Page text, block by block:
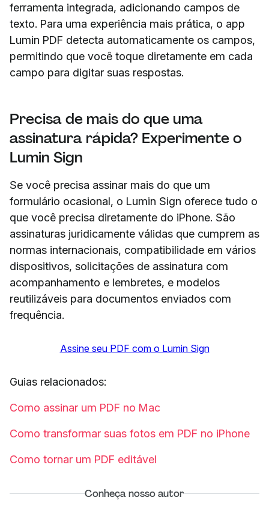
ferramenta integrada, adicionando campos de
texto. Para uma experiência mais prática, o app
Lumin PDF detecta automaticamente os campos,
permitindo que você toque diretamente em cada
campo para digitar suas respostas.
Precisa de mais do que uma
assinatura rápida? Experimente o
Lumin Sign
Se você precisa assinar mais do que um
formulário ocasional, o Lumin Sign oferece tudo o
que você precisa diretamente do iPhone. São
assinaturas juridicamente válidas que cumprem as
normas internacionais, compatibilidade em vários
dispositivos, solicitações de assinatura com
acompanhamento e lembretes, e modelos
reutilizáveis para documentos enviados com
frequência.
Assine seu PDF com o Lumin Sign
Guias relacionados:
Como assinar um PDF no Mac
Como transformar suas fotos em PDF no iPhone
Como tornar um PDF editável
Conheça nosso autor